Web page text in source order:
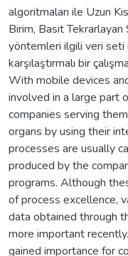
algoritmaları ile Uzun
Birim, Basit Tekrarlayan
yöntemleri ilgili veri seti
karşılaştırmalı bir
With mobile devices
involved in a large part
companies serving
organs by using their
processes are usually
produced by the
programs. Although
of process excellence,
data obtained through
more important
gained importance for